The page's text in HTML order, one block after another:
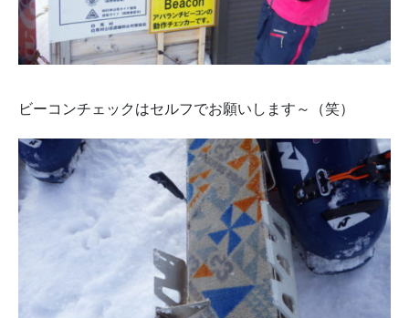
ビーコンチェックはセルフでお願いします～（笑）